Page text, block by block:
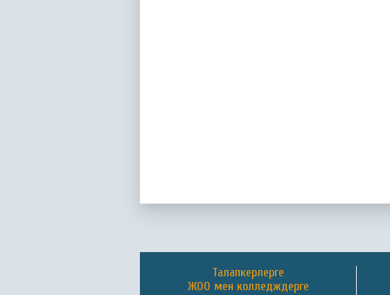
Талапкерлерге
ЖОО мен колледждерге